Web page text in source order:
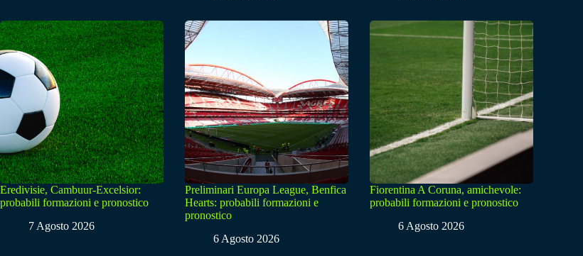
Eredivisie, Cambuur-Excelsior:
probabili formazioni e pronostico
7 Agosto 2026
Preliminari Europa League, Benfica
Hearts: probabili formazioni e
pronostico
6 Agosto 2026
Fiorentina A Coruna, amichevole:
probabili formazioni e pronostico
6 Agosto 2026